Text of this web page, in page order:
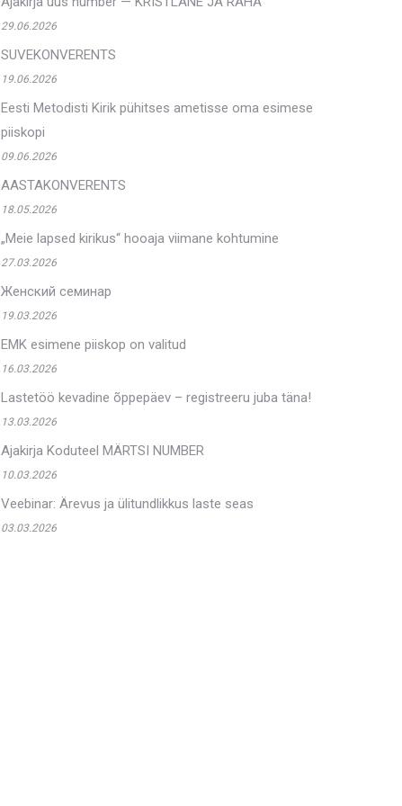
29.06.2026
SUVEKONVERENTS
19.06.2026
Eesti Metodisti Kirik pühitses ametisse oma esimese
piiskopi
09.06.2026
AASTAKONVERENTS
18.05.2026
„Meie lapsed kirikus“ hooaja viimane kohtumine
27.03.2026
Женский семинар
19.03.2026
EMK esimene piiskop on valitud
16.03.2026
Lastetöö kevadine õppepäev – registreeru juba täna!
13.03.2026
Ajakirja Koduteel MÄRTSI NUMBER
10.03.2026
Veebinar: Ärevus ja ülitundlikkus laste seas
03.03.2026